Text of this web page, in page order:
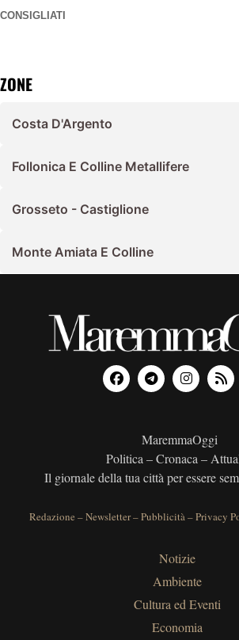
CONSIGLIATI
ZONE
Costa D'Argento
Follonica E Colline Metallifere
Grosseto - Castiglione
Monte Amiata E Colline
MaremmaOggi
Politica – Cronaca –
Il giornale della tua città per essere
Redazione –Newsletter–Pubblicità–Privacy
Notizie
Ambiente
Cultura ed Eventi
Economia